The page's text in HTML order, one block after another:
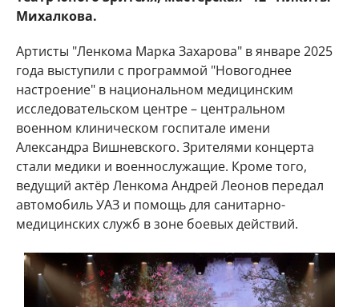
Михалкова.
Артисты "Ленкома Марка Захарова" в январе 2025
года выступили с программой "Новогоднее
настроение" в национальном медицинским
исследовательском центре – центральном
военном клиническом госпитале имени
Александра Вишневского. Зрителями концерта
стали медики и военнослужащие. Кроме того,
ведущий актёр Ленкома Андрей Леонов передал
автомобиль УАЗ и помощь для санитарно-
медицинских служб в зоне боевых действий.